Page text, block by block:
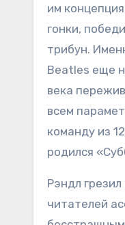
им
гонки,
трибун.
Beatles еще
века
всем
команду из
родился
Рэндл
читателей